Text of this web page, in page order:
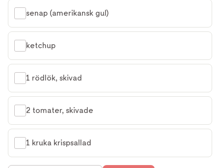
senap (amerikansk gul)
ketchup
1 rödlök, skivad
2 tomater, skivade
1 kruka krispsallad